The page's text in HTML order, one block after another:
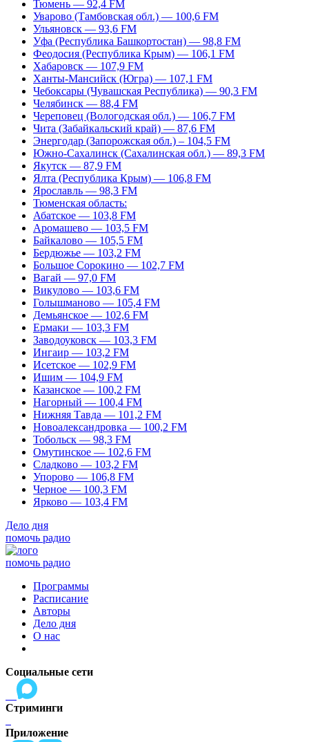
Тюмень — 92,4 FM
Уварово (Тамбовская обл.) — 100,6 FM
Ульяновск — 93,6 FM
Уфа (Республика Башкортостан) — 98,8 FM
Феодосия (Республика Крым) — 106,1 FM
Хабаровск — 107,9 FM
Ханты-Мансийск (Югра) — 107,1 FM
Чебоксары (Чувашская Республика) — 90,3 FM
Челябинск — 88,4 FM
Череповец (Вологодская обл.) — 106,7 FM
Чита (Забайкальский край) — 87,6 FM
Энергодар (Запорожская обл.) – 104,5 FM
Южно-Сахалинск (Сахалинская обл.) — 89,3 FM
Якутск — 87,9 FM
Ялта (Республика Крым) — 106,8 FM
Ярославль — 98,3 FM
Тюменская область:
Абатское — 103,8 FM
Аромашево — 103,5 FM
Байкалово — 105,5 FM
Бердюжье — 103,2 FM
Большое Сорокино — 102,7 FM
Вагай — 97,0 FM
Викулово — 103,6 FM
Голышманово — 105,4 FM
Демьянское — 102,6 FM
Ермаки — 103,3 FM
Заводоуковск — 103,3 FM
Ингаир — 103,2 FM
Исетское — 102,9 FM
Ишим — 104,9 FM
Казанское — 100,2 FM
Нагорный — 100,4 FM
Нижняя Тавда — 101,2 FM
Новоалександровка — 100,2 FM
Тобольск — 98,3 FM
Омутинское — 102,6 FM
Сладково — 103,2 FM
Упорово — 106,8 FM
Черное — 100,3 FM
Ярково — 103,4 FM
Дело дня
помочь радио
помочь радио
Программы
Расписание
Авторы
Дело дня
О нас
Социальные сети
Стриминги
Приложение